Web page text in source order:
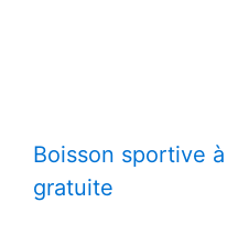
Boisson sportive
gratuite